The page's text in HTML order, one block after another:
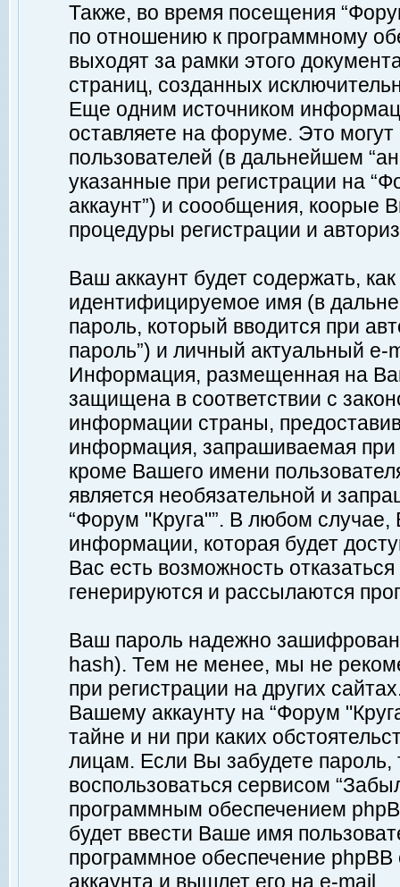
Также, во время посещения
по отношению к программному
выходят за рамки этого
страниц, созданных
Еще одним источником
оставляете на форуме. Это
пользователей (в дальнейшем
указанные при регистрации на
аккаунт”) и соообщения, коорые
процедуры регистрации и
Ваш аккаунт будет содержать,
идентифицируемое имя (в
пароль, который вводится при
пароль”) и личный актуальный
Информация, размещенная на
защищена в соответствии с
информации страны,
информация, запрашиваемая при
кроме Вашего имени
является необязательной и
“Форум "Круга"”. В любом
информации, которая будет
Вас есть возможность
генерируются и рассылаются
Ваш пароль надежно
hash). Тем не менее, мы не
при регистрации на других
Вашему аккаунту на “Форум
тайне и ни при каких
лицам. Если Вы забудете пароль,
воспользоваться сервисом
программным обеспечением
будет ввести Ваше имя
программное обеспечение
аккаунта и вышлет его на e-mail.